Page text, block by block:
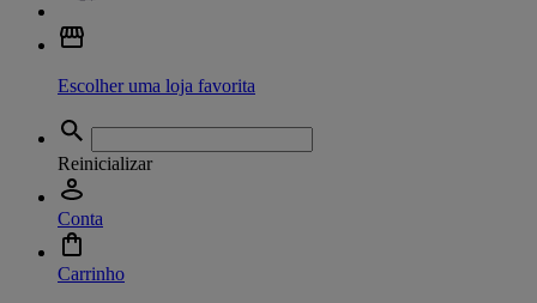
Escolher uma loja favorita
Reinicializar
Conta
Carrinho